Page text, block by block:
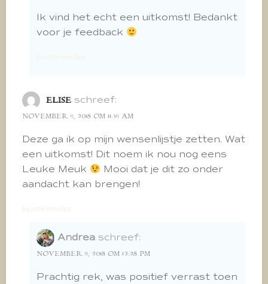
Ik vind het echt een uitkomst! Bedankt
voor je feedback
beantwoorden
ELISE schreef:
NOVEMBER 9, 2018 OM 11:39 AM
Deze ga ik op mijn wensenlijstje zetten. Wat
een uitkomst! Dit noem ik nou nog eens
Leuke Meuk
Mooi dat je dit zo onder
aandacht kan brengen!
beantwoorden
Andrea schreef:
NOVEMBER 9, 2018 OM 12:28 PM
Prachtig rek, was positief verrast toen